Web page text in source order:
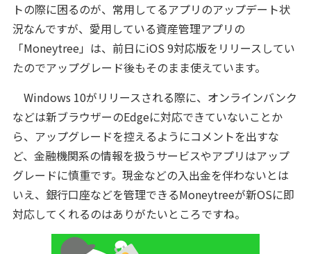
トの際に困るのが、常用してるアプリのアップデート状
況なんですが、愛用している資産管理アプリの
「Moneytree」は、前日にiOS 9対応版をリリースしてい
たのでアップグレード後もそのまま使えています。
Windows 10がリリースされる際に、オンラインバンク
などは新ブラウザーのEdgeに対応できていないことか
ら、アップグレードを控えるようにコメントを出すな
ど、金融機関系の情報を扱うサービスやアプリはアップ
グレードに慎重です。現金などの入出金を伴わないとは
いえ、銀行口座などを管理できるMoneytreeが新OSに即
対応してくれるのはありがたいところですね。